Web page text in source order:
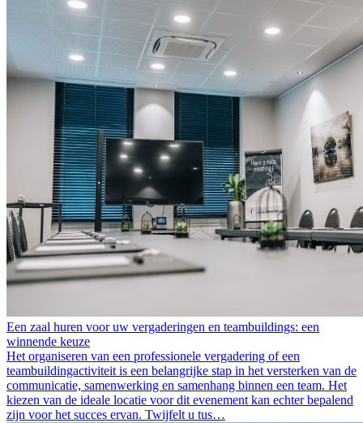
Een zaal huren voor uw vergaderingen en teambuildings: een
winnende keuze
Het organiseren van een professionele vergadering of een
teambuildingactiviteit is een belangrijke stap in het versterken van de
communicatie, samenwerking en samenhang binnen een team. Het
kiezen van de ideale locatie voor dit evenement kan echter bepalend
zijn voor het succes ervan. Twijfelt u tus…